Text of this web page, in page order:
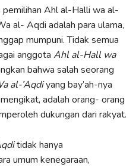
pemilihan Ahl al-Halli wa al-
al- Aqdi adalah para ulama,
mumpuni. Tidak semua
anggota Ahl al-Hall wa
bahwa salah seorang
al-’Aqdiyang bay’ah-nya
adalah orang- orang
dukungan dari rakyat.
tidak hanya
umum kenegaraan,